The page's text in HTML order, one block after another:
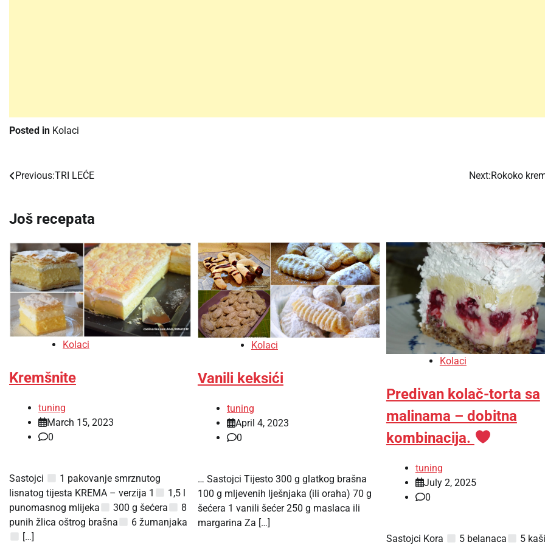
Posted in Kolaci
Post
Previous:TRI LEĆE Next:Rokoko
Još recepata
Kolaci
Kremšnite
tuning
March 15, 2023
0
Sastojci
1 pakovanje smrznutog
lisnatog tijesta KREMA – verzija 1
1,5 l
punomasnog mlijeka
300 g šećera
8
punih žlica oštrog brašna
6 žumanjaka
[…]
Kolaci
Vanili keksići
tuning
April 4, 2023
0
… Sastojci Tijesto 300 g glatkog brašna
100 g mljevenih lješnjaka (ili oraha) 70 g
šećera 1 vanili šećer 250 g maslaca ili
margarina Za […]
Kolaci
Predivan kolač-torta sa
malinama – dobitna
kombinacija.
tuning
July 2, 2025
0
Sastojci Kora 5 belanaca 5